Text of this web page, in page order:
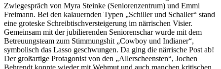
Zwiegespräch von Myra Steinke (Seniorenzentrum) und Emmi
Freimann. Bei den kalauernden Typen „Schiller und Schaller“ stand
eine groteske Schreibtischversteigerung im närrischen Visier.
Gemeinsam mit der jubilierenden Seniorenschar wurde mit dem
Betreuungsteam zum Stimmungshit „Cowboy und Indianer“,
symbolisch das Lasso geschwungen. Da ging die närrische Post ab!
Der großartige Protagonist von den „Allerscheensten“, Jochen
Behrendt konnte wieder mit Wehmut und auch manchen kritischen